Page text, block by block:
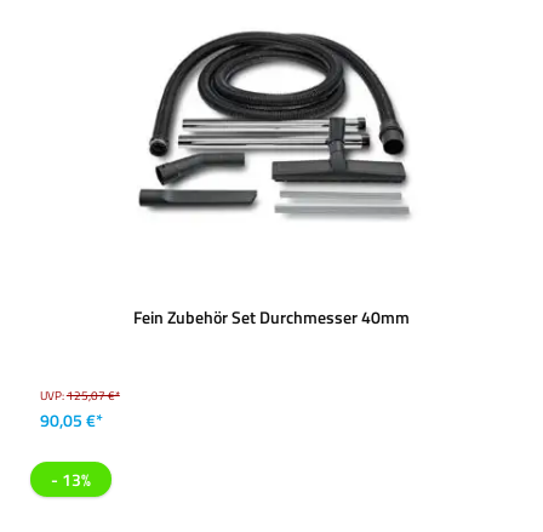
Fein Zubehör Set Durchmesser 40mm
UVP:125,07 €*
90,05 €*
- 13%